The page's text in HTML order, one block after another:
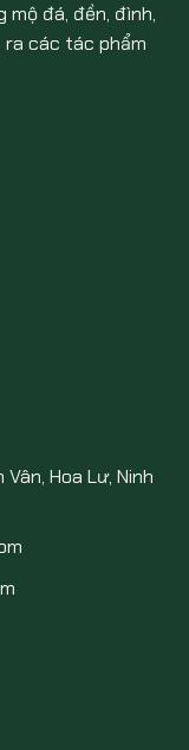
mộ đá, đền, đình,
ra các tác phẩm
Hoa Lư, Ninh